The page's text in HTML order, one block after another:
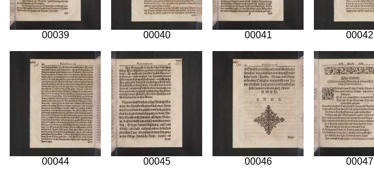
00039 00040 00041 00042
00044 00045 00046 00047